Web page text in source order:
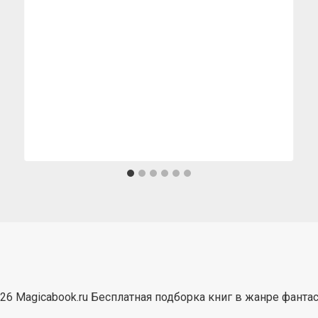
Magicabook.ru Бесплатная подборка книг в жанре